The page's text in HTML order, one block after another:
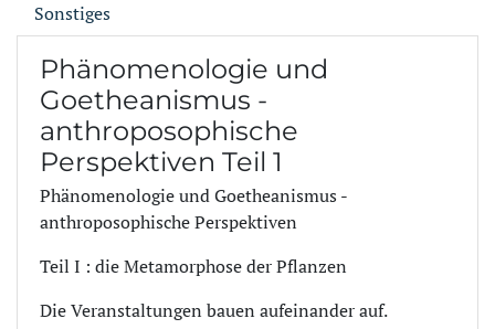
Sonstiges
Phänomenologie und
Goetheanismus -
anthroposophische
Perspektiven Teil 1
Phänomenologie und Goetheanismus -
anthroposophische Perspektiven
Teil I : die Metamorphose der Pflanzen
Die Veranstaltungen bauen aufeinander auf.